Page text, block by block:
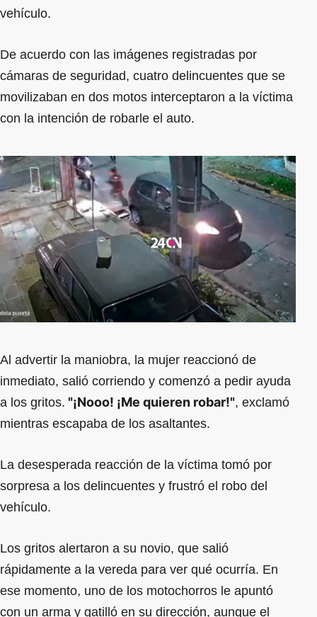
vehículo.
De acuerdo con las imágenes registradas por
cámaras de seguridad, cuatro delincuentes que se
movilizaban en dos motos interceptaron a la víctima
con la intención de robarle el auto.
Al advertir la maniobra, la mujer reaccionó de
inmediato, salió corriendo y comenzó a pedir ayuda
a los gritos. "¡Nooo! ¡Me quieren robar!", exclamó
mientras escapaba de los asaltantes.
La desesperada reacción de la víctima tomó por
sorpresa a los delincuentes y frustró el robo del
vehículo.
Los gritos alertaron a su novio, que salió
rápidamente a la vereda para ver qué ocurría. En
ese momento, uno de los motochorros le apuntó
con un arma y gatilló en su dirección, aunque el